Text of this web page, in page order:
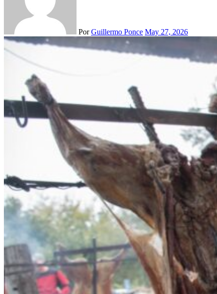
PorGuillermo Ponce May 27, 2026